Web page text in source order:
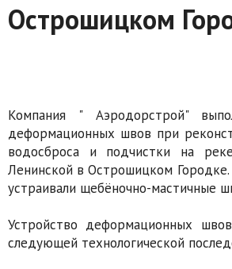
Острошицком
Компания " Аэродорстрой"
деформационных швов при
водосброса и подчистки на
Ленинской в Острошицком
устраивали щебёночно-мастичные
Устройство деформационных
следующей технологической